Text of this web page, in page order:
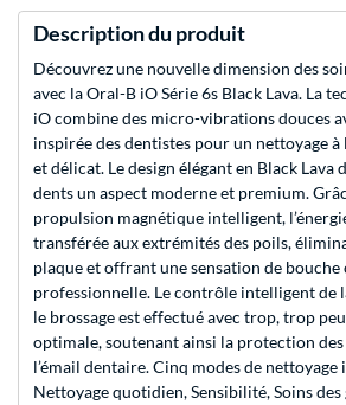
Description du produit
Découvrez une nouvelle dimension des
avec la Oral-B iO Série 6s Black Lava. La
iO combine des micro-vibrations douces
inspirée des dentistes pour un nettoyage
et délicat. Le design élégant en Black Lava
dents un aspect moderne et premium.
propulsion magnétique intelligent,
transférée aux extrémités des poils,
plaque et offrant une sensation de
professionnelle. Le contrôle intelligent de
le brossage est effectué avec trop, trop
optimale, soutenant ainsi la protection des
l’émail dentaire. Cinq modes de nettoyage
Nettoyage quotidien, Sensibilité, Soins des